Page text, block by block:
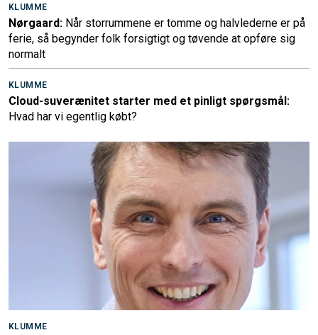
KLUMME
Nørgaard: Når storrummene er tomme og halvlederne er på
ferie, så begynder folk forsigtigt og tøvende at opføre sig
normalt
KLUMME
Cloud-suverænitet starter med et pinligt spørgsmål:
Hvad har vi egentlig købt?
KLUMME